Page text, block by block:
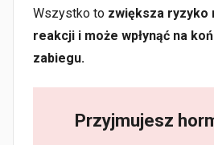
Wszystko to zwiększa ryzyko
reakcji i może wpłynąć na
zabiegu.
Przyjmujesz